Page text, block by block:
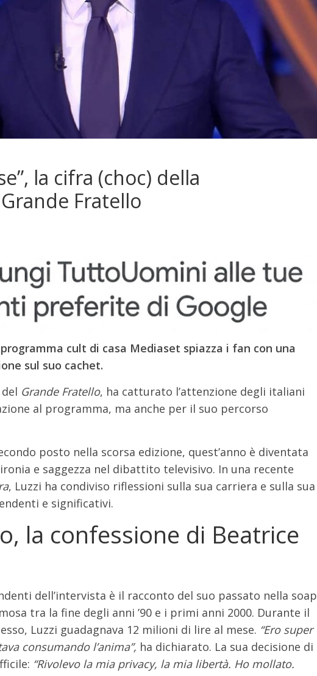
la cifra (choc) della
Fratello
cult di casa Mediaset spiazza i fan con una
sul suo cachet.
Grande Fratello, ha catturato l’attenzione degli italiani
al programma, ma anche per il suo percorso
posto nella scorsa edizione, quest’anno è diventata
e saggezza nel dibattito televisivo. In una recente
, Luzzi ha condiviso riflessioni sulla sua carriera e sulla sua
e significativi.
la confessione di Beatrice
dell’intervista è il racconto del suo passato nella soap
tra la fine degli anni ’90 e i primi anni 2000. Durante il
Luzzi guadagnava 12 milioni di lire al mese. “Ero super
consumando l’anima”, ha dichiarato. La sua decisione di
“Rivolevo la mia privacy, la mia libertà. Ho mollato.